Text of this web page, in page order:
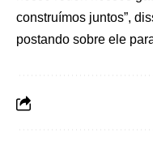
construímos juntos”,
postando sobre ele